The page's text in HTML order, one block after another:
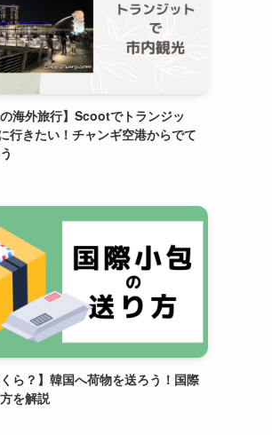
の海外旅行】Scootでトランジッ
行きたい！チャンギ空港からでて
くら？】韓国へ荷物を送ろう！国際
を解説